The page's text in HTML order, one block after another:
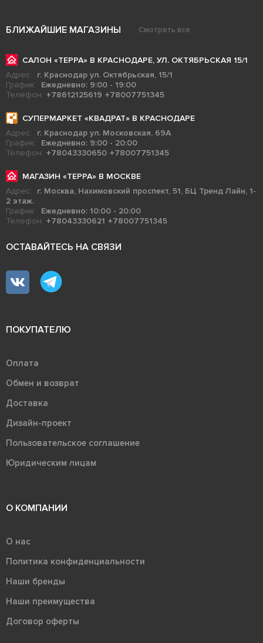
БЛИЖАЙШИЕ МАГАЗИНЫ Смотреть все
САЛОН «ТЕРРА» В КРАСНОДАРЕ, УЛ. ОКТЯБРЬСКАЯ 15/1
Адрес:
г. Краснодар ул. Октябрьская, 15/1
График:
Ежедневно: 9:00 - 19:00
Телефон: +78612125619 +78007751345
СУПЕРМАРКЕТ «КВАДРАТ» В КРАСНОДАРЕ
Адрес:
г. Краснодар ул. Московская, 69А
График:
Ежедневно: 9:00 - 20:00
Телефон: +78043330650 +78007751345
МАГАЗИН «ТЕРРА» В МОСКВЕ
Адрес:
г. Москва, Нахимовский проспект, 51, БЦ Тренд Лайн, 1-
2 этаж.
График:
Ежедневно: 10:00 - 20:00
Телефон: +78043330621 +78007751345
ОСТАВАЙТЕСЬ НА СВЯЗИ
ПОКУПАТЕЛЮ
Оплата
Обмен и возврат
Доставка
Дизайн-проект
Пользовательское соглашение
Юридическим лицам
О КОМПАНИИ
О нас
Политика конфиденциальности
Наши бренды
Наши преимущества
Договор оферты